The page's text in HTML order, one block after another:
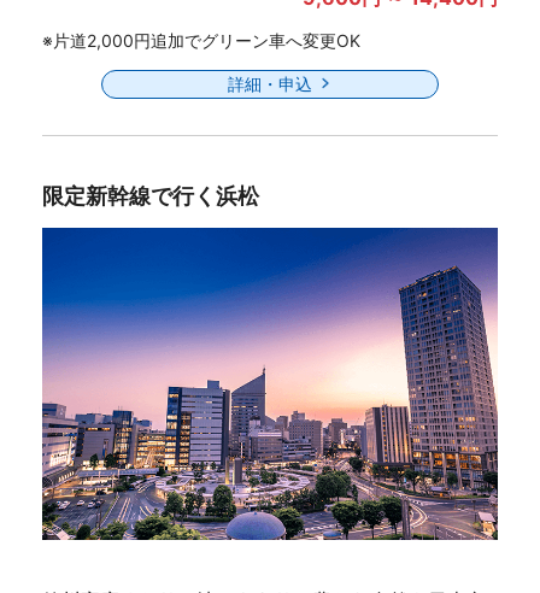
※片道2,000円追加でグリーン車へ変更OK
詳細・申込
限定新幹線で行く浜松